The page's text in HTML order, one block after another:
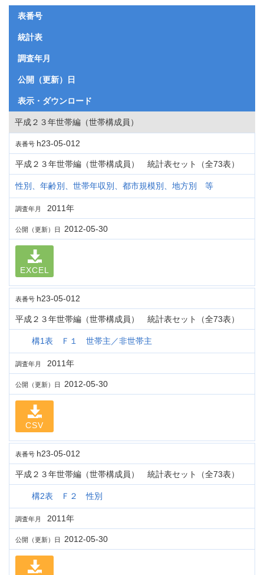
表番号
統計表
調査年月
公開（更新）日
表示・ダウンロード
平成２３年世帯編（世帯構成員）
表番号 h23-05-012
平成２３年世帯編（世帯構成員） 統計表セット（全73表）
性別、年齢別、世帯年収別、都市規模別、地方別 等
調査年月 2011年
公開（更新）日 2012-05-30
EXCEL
表番号 h23-05-012
平成２３年世帯編（世帯構成員） 統計表セット（全73表）
構1表 Ｆ１ 世帯主／非世帯主
調査年月 2011年
公開（更新）日 2012-05-30
CSV
表番号 h23-05-012
平成２３年世帯編（世帯構成員） 統計表セット（全73表）
構2表 Ｆ２ 性別
調査年月 2011年
公開（更新）日 2012-05-30